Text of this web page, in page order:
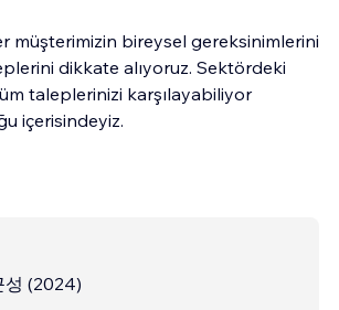
müşterimizin bireysel gereksinimlerini
dikkate alıyoruz. Sektördeki
taleplerinizi karşılayabiliyor
içerisindeyiz.
성 (2024)